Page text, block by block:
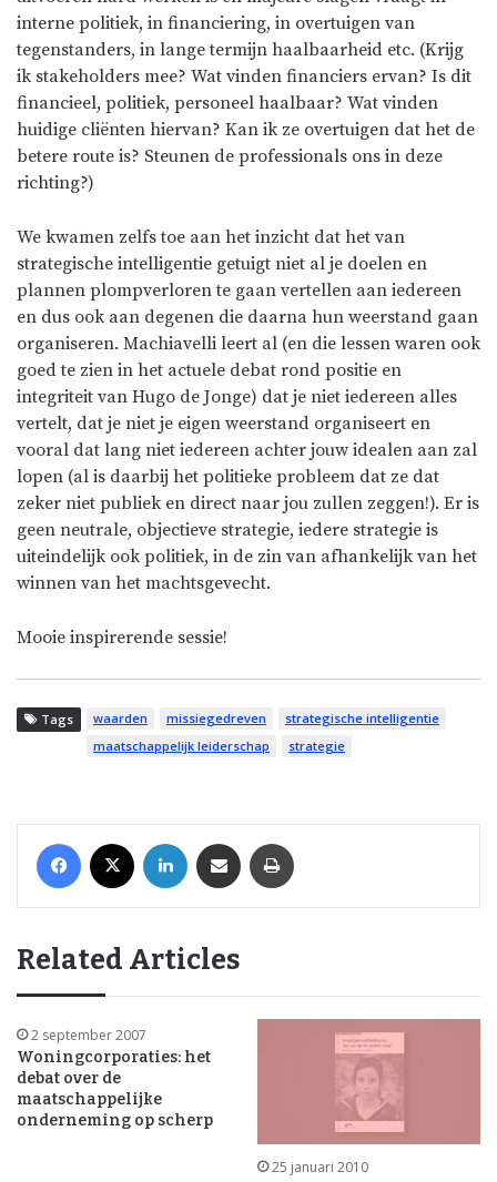
interne politiek, in financiering, in overtuigen van
tegenstanders, in lange termijn haalbaarheid etc. (Krijg
ik stakeholders mee? Wat vinden financiers ervan? Is dit
financieel, politiek, personeel haalbaar? Wat vinden
huidige cliënten hiervan? Kan ik ze overtuigen dat het de
betere route is? Steunen de professionals ons in deze
richting?)
We kwamen zelfs toe aan het inzicht dat het van
strategische intelligentie getuigt niet al je doelen en
plannen plompverloren te gaan vertellen aan iedereen
en dus ook aan degenen die daarna hun weerstand gaan
organiseren. Machiavelli leert al (en die lessen waren ook
goed te zien in het actuele debat rond positie en
integriteit van Hugo de Jonge) dat je niet iedereen alles
vertelt, dat je niet je eigen weerstand organiseert en
vooral dat lang niet iedereen achter jouw idealen aan zal
lopen (al is daarbij het politieke probleem dat ze dat
zeker niet publiek en direct naar jou zullen zeggen!). Er is
geen neutrale, objectieve strategie, iedere strategie is
uiteindelijk ook politiek, in de zin van afhankelijk van het
winnen van het machtsgevecht.
Mooie inspirerende sessie!
Tags waarden missiegedreven
strategische intelligentie
maatschappelijk leiderschap
strategie
Related Articles
2 september 2007
Woningcorporaties: het
debat over de
maatschappelijke
onderneming op scherp
25 januari 2010